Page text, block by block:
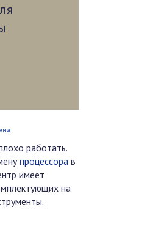
работать.
процессора в
имеет
на